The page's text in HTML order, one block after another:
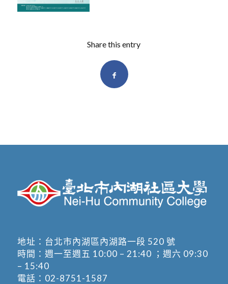
Share this entry
地址： 台北市內湖區內湖路一段 520 號
時間：週一至週五 10:00 – 21:40 ；週六 09:30
– 15:40
電話： 02-8751-1587